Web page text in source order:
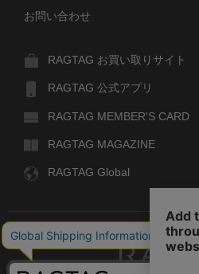
お問い合わせ
RAGTAG お買い取りサイト
RAGTAG 公式アプリ
RAGTAG MEMBER'S CARD
RAGTAG MAGAZINE
RAGTAG Global